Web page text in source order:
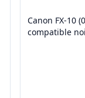
Canon FX-10
compatible